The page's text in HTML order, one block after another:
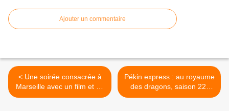
Ajouter un commentaire
< Une soirée consacrée à
Marseille avec un film et un
documentaire, ce
Pékin express : au royaume
des dragons, saison 22,
étape 9, ce soir à 21h10 sur